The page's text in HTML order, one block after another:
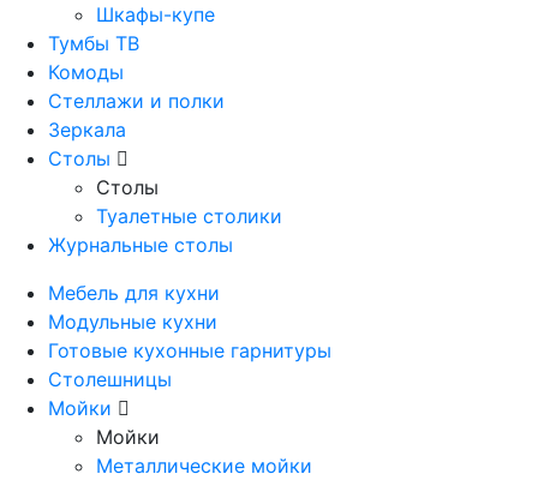
Шкафы-купе
Тумбы ТВ
Комоды
Стеллажи и полки
Зеркала
Столы
Столы
Туалетные столики
Журнальные столы
Мебель для кухни
Модульные кухни
Готовые кухонные гарнитуры
Столешницы
Мойки
Мойки
Металлические мойки